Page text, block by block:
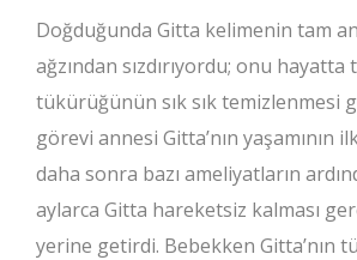
Doğduğunda Gitta kelimenin tam
ağzından sızdırıyordu; onu
tükürüğünün sık sık temizlenmesi
görevi annesi Gitta’nın yaşamının
daha sonra bazı ameliyatların
aylarca Gitta hareketsiz kalması
yerine getirdi. Bebekken Gitta’nın